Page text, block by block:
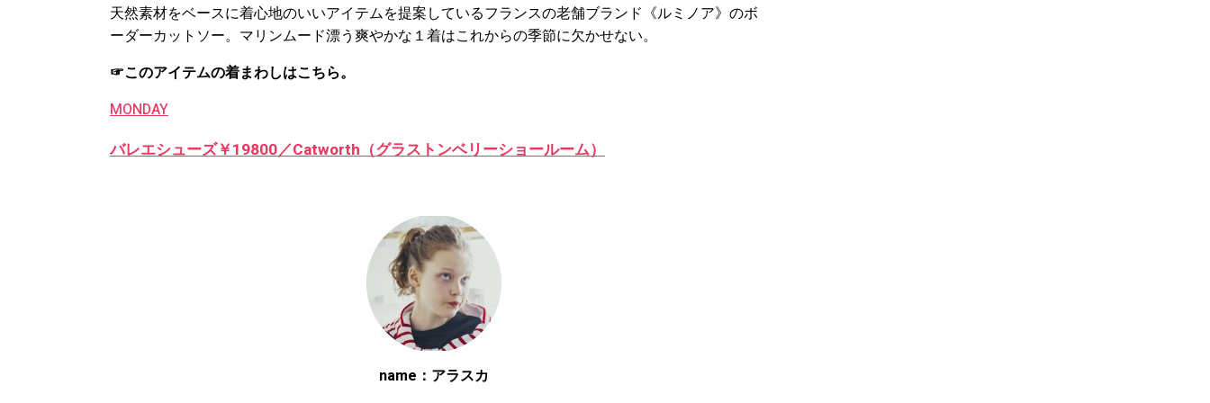
天然素材をベースに着心地のいいアイテムを提案しているフランスの老舗ブランド《ルミノア》のボ
ーダーカットソー。マリンムード漂う爽やかな１着はこれからの季節に欠かせない。
☞このアイテムの着まわしはこちら。
MONDAY
バレエシューズ￥19800／Catworth（グラストンベリーショールーム）
name：アラスカ